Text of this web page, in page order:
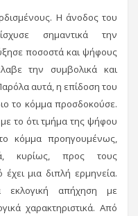
Η άνοδος του
σημαντικά την
ποσοστά και ψήφους
την συμβολικά και
αυτά, η επίδοση του
το κόμμα προσδοκούσε.
το ότι τμήμα της ψήφου
κόμμα προηγουμένως,
κυρίως, προς τους
μια διπλή ερμηνεία.
εκλογική απήχηση με
χαρακτηριστικά. Από